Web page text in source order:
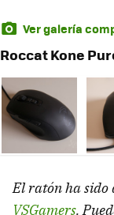
Ver galería
Roccat Kone
El ratón ha sido
VSGamers.